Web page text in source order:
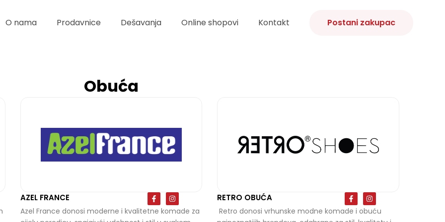
O nama Prodavnice Dešavanja Online shopovi Kontakt Postani zakupac
Obuća
AZEL FRANCE
F
a
c
e
I
n
s
t
Azel France donosi moderne i kvalitetne komade za
RETRO OBUĆA
F
a
c
e
I
n
s
t
Retro donosi vrhunske modne komade i obuću